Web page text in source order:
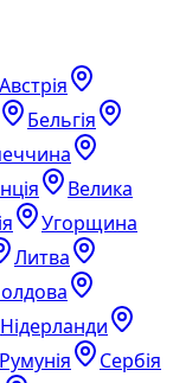
Австрія
Бельгія
Велика
Угорщина
Литва
Нідерланди
Румунія
Сербія